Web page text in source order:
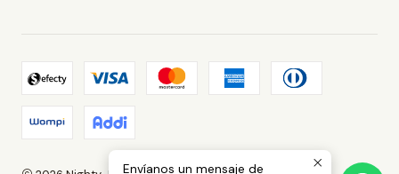
Envíanos un mensaje de